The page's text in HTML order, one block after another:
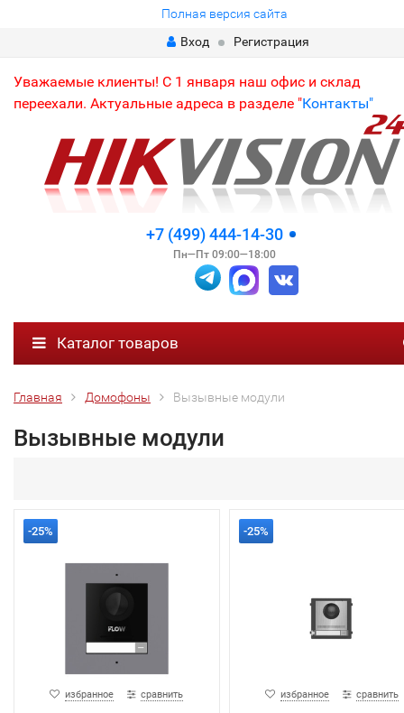
Полная версия сайта
Вход
Регистрация
Уважаемые клиенты! С 1 января наш офис и склад
переехали. Актуальные адреса в разделе "Контакты"
+7 (499) 444-14-30
Пн—Пт 09:00—18:00
Каталог товаров
Главная Домофоны Вызывные модули
Вызывные модули
-25%
избранное сравнить
-25%
избранное сравнить